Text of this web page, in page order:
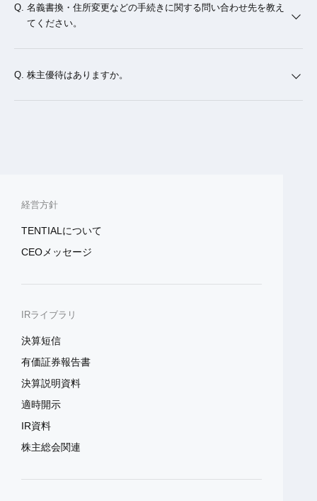
名義書換・住所変更などの手続きに関する問い合わせ先を教え
てください。
株主優待はありますか。
経営方針
TENTIALについて
CEOメッセージ
IRライブラリ
決算短信
有価証券報告書
決算説明資料
適時開示
IR資料
株主総会関連